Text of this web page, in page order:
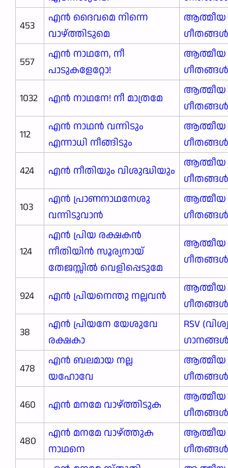
453
എൻ ദൈവമെ നിന്നെ
വാഴ്ത്തിടുമെ
ആത്മീയ
ഗീതങ്ങൾ
557
എൻ നാഥനേ, നീ
പാടുകളേറ്റോ!
ആത്മീയ
ഗീതങ്ങൾ
1032
എൻ നാഥനേ! നീ മാത്രമേ
ആത്മീയ
ഗീതങ്ങൾ
112
എൻ നാഥൻ വന്നിടും
എന്നാധി നീങ്ങിടും
ആത്മീയ
ഗീതങ്ങൾ
424
എൻ നീതിയും വിശുദ്ധിയും
ആത്മീയ
ഗീതങ്ങൾ
103
എൻ പ്രാണനാഥനേശു
വന്നിടുവാൻ
ആത്മീയ
ഗീതങ്ങൾ
124
എൻ പ്രിയ രക്ഷകൻ
നീതിയിൻ സൂര്യനായ്
തേജസ്സിൽ വെളിപ്പെടുമേ
ആത്മീയ
ഗീതങ്ങൾ
924 എൻ പ്രിയനെന്തു നല്ലവൻ
ആത്മീയ
ഗീതങ്ങൾ
38
എന്‍ പ്രിയനേ യേശുവേ
രക്ഷകാ
RSV
478
എൻ ബലമായ നല്ല
യഹോവേ
ആത്മീയ
ഗീതങ്ങൾ
460
എൻ മനമേ വാഴ്ത്തിടുക
ആത്മീയ
ഗീതങ്ങൾ
480
എൻ മനമേ വാഴ്ത്തുക
നാഥനെ
ആത്മീയ
ഗീതങ്ങൾ